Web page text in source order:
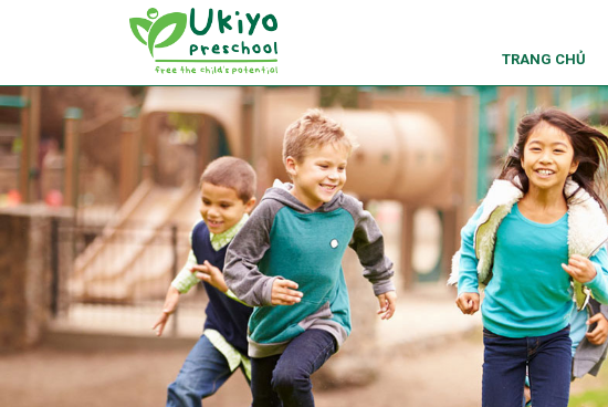
TRANG CHỦ